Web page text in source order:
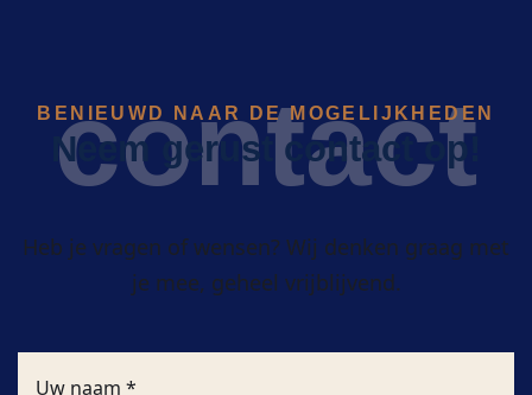
contact
BENIEUWD NAAR DE MOGELIJKHEDEN
Neem gerust contact op!
Heb je vragen of wensen? Wij denken graag met
je mee, geheel vrijblijvend.